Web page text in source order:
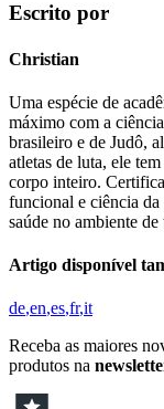
Escrito por
Christian
Uma espécie de
máximo com a
brasileiro e de Judô,
atletas de luta, ele
corpo inteiro.
funcional e ciência
saúde no ambiente
Artigo disponível
de en es fr it
Receba as maiores
produtos na